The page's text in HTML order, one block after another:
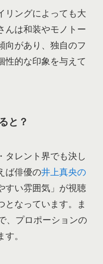
リングによっても大
んは和装やモノトー
向があり、独自のフ
性的な印象を与えて
と？
タレント界でも決し
ば俳優の井上真央の
すい雰囲気」が視聴
となっています。ま
、プロポーションの
。